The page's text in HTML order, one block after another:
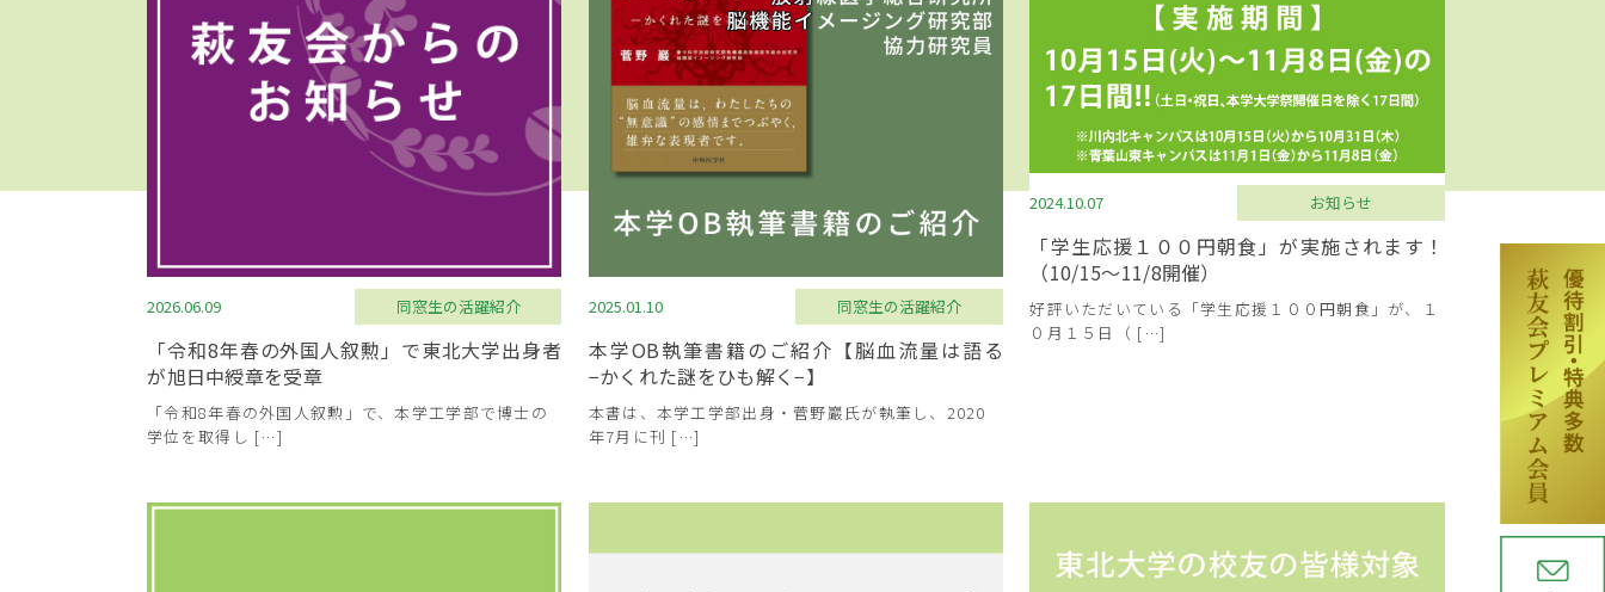
2026.06.09 同窓生の活躍紹介
「令和8年春の外国人叙勲」で東北大学出身者
が旭日中綬章を受章
「令和8年春の外国人叙勲」で、本学工学部で博士の
学位を取得し […]
2025.01.10 同窓生の活躍紹介
本学OB執筆書籍のご紹介【脳血流量は語る
−かくれた謎をひも解く−】
本書は、本学工学部出身・菅野巖氏が執筆し、2020
年7月に刊 […]
2024.10.07 お知らせ
「学生応援１００円朝食」が実施されます！
（10/15～11/8開催）
好評いただいている「学生応援１００円朝食」が、１
０月１５日（ […]